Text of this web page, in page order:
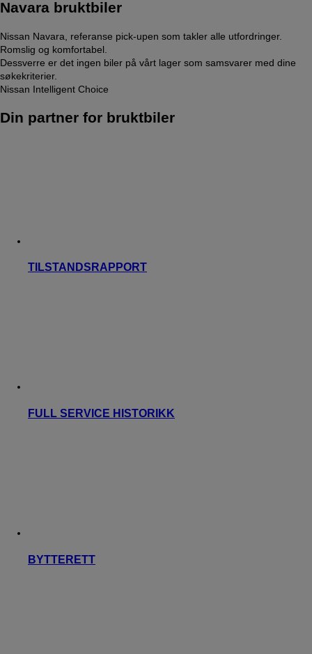
Navara bruktbiler
Nissan Navara, referanse pick-upen som takler alle utfordringer.
Romslig og komfortabel.
Dessverre er det ingen biler på vårt lager som samsvarer med dine
søkekriterier.
Nissan Intelligent Choice
Din partner for bruktbiler
TILSTANDSRAPPORT
FULL SERVICE HISTORIKK
BYTTERETT